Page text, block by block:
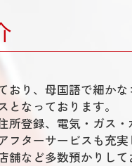
おり、母国語で細か
となっております。
所登録、電気・ガス
フターサービスも充実
舗など多数預かりし